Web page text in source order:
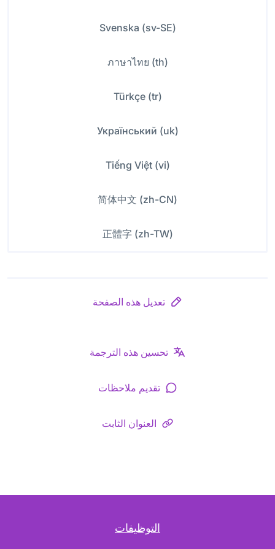
Svenska (sv-SE)
ภาษาไทย (th)
Türkçe (tr)
Український (uk)
Tiếng Việt (vi)
简体中文 (zh-CN)
正體字 (zh-TW)
تعديل هذه الصفحة
تحسين هذه الترجمة
تقديم ملاحظات
العنوان الثابت
التوظيفات